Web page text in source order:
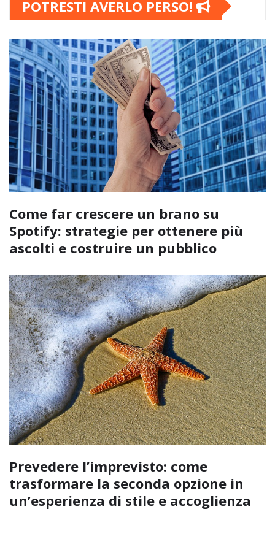
POTRESTI AVERLO PERSO!
Come far crescere un brano su
Spotify: strategie per ottenere più
ascolti e costruire un pubblico
Prevedere l’imprevisto: come
trasformare la seconda opzione in
un’esperienza di stile e accoglienza